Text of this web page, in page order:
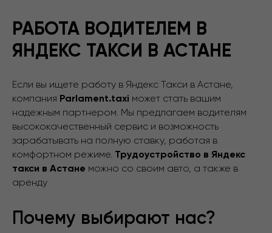
РАБОТА ВОДИТЕЛЕМ В
ЯНДЕКС ТАКСИ В АСТАНЕ
Если вы ищете работу в Яндекс Такси в Астане,
компания Parlament.taxi может стать вашим
надежным партнером. Мы предлагаем водителям
высококачественный сервис и возможность
зарабатывать на полную ставку, работая в
комфортном режиме. Трудоустройство в Яндекс
такси в Астане можно со своим авто, а также в
аренду
Почему выбирают нас?